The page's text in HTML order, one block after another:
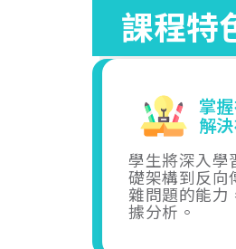
課程特
掌
解
學生將深入學
礎架構到反向
雜問題的能力
據分析。